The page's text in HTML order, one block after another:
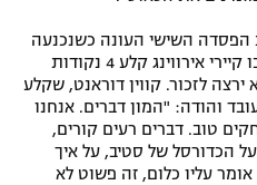
הפסדה השישי העונה כשנכנעה
, משחק בו קיירי אירווינג קלע 4 נקודות
לזכור. קווין דוראנט, שקלע
והודה: "המון דברים. אנחנו
טוב. דברים רעים קורים,
הכדורסל של סטיב, על איך
עליו כלום, זה פשוט לא